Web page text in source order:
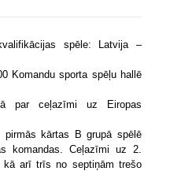
spēle: Latvija –
Komandu sporta spēļu hallē
par ceļazīmi uz Eiropas
pirmās kārtas B grupā spēlē
komandas. Ceļazīmi uz 2.
kā arī trīs no septiņām trešo